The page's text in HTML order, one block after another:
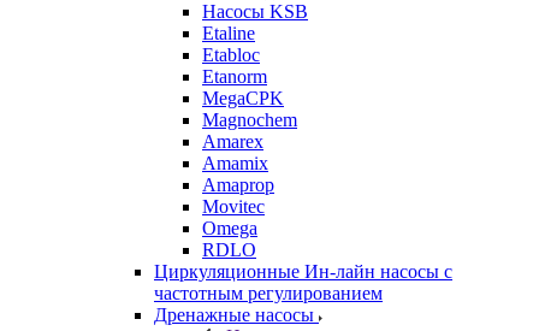
Насосы KSB
Etaline
Etabloc
Etanorm
MegaCPK
Magnochem
Amarex
Amamix
Amaprop
Movitec
Omega
RDLO
Циркуляционные Ин-лайн насосы с
частотным регулированием
Дренажные насосы